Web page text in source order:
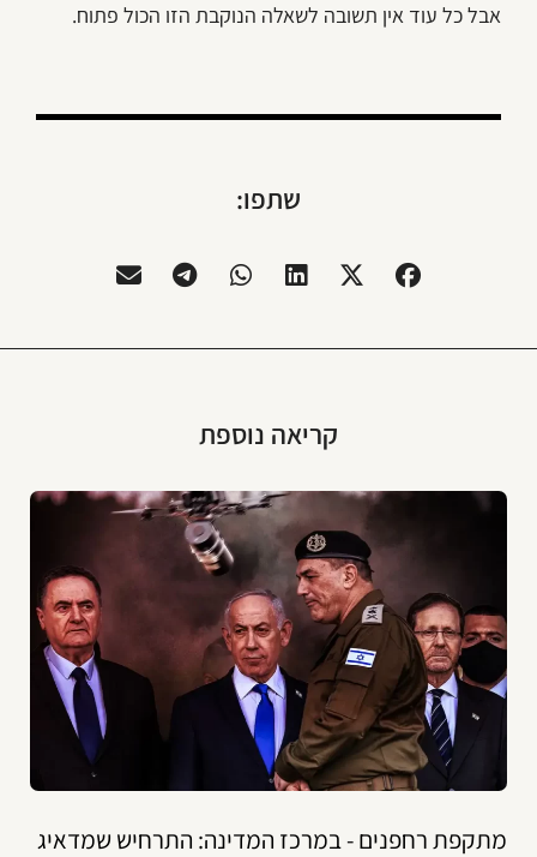
אבל כל עוד אין תשובה לשאלה הנוקבת הזו הכול פתוח.
שתפו:
קריאה נוספת
מתקפת רחפנים - במרכז המדינה: התרחיש שמדאיג